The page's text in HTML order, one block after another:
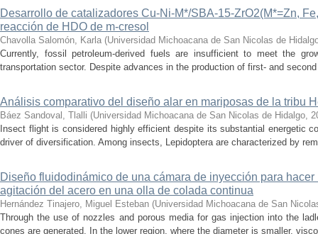
Desarrollo de catalizadores Cu-Ni-M*/SBA-15-ZrO2(M*=Zn,
reacción de HDO de m-cresol
Chavolla Salomón, Karla (Universidad Michoacana de San Nicolas de
Currently, fossil petroleum-derived fuels are insufficient to meet the
transportation sector. Despite advances in the production of first- and
Análisis comparativo del diseño alar en mariposas de la tribu
Báez Sandoval, Tlalli (Universidad Michoacana de San Nicolas de Hidalgo,
Insect flight is considered highly efficient despite its substantial energetic
driver of diversification. Among insects, Lepidoptera are characterized by
Diseño fluidodinámico de una cámara de inyección para
agitación del acero en una olla de colada continua
Hernández Tinajero, Miguel Esteban (Universidad Michoacana de San
Through the use of nozzles and porous media for gas injection into the
cones are generated. In the lower region, where the diameter is smaller,